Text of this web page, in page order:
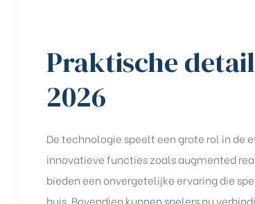
Praktische
2026
De technologie speelt een grote rol in de
innovatieve functies zoals augmented
bieden een onvergetelijke ervaring die
huis. Bovendien kunnen spelers nu